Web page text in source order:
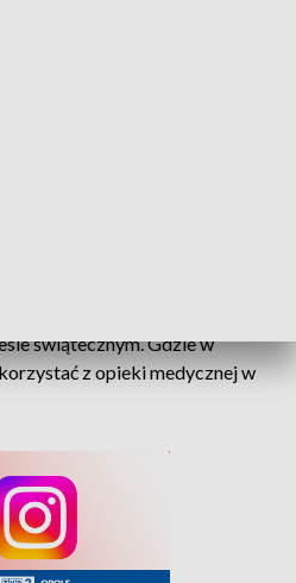
świątecznym. Gdzie w
z opieki medycznej w